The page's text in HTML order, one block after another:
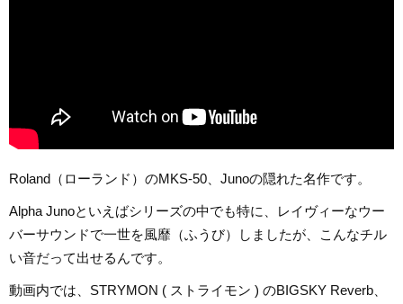
Roland（ローランド）のMKS-50、Junoの隠れた名作です。
Alpha Junoといえばシリーズの中でも特に、レイヴィーなウー
バーサウンドで一世を風靡（ふうび）しましたが、こんなチル
い音だって出せるんです。
動画内では、STRYMON ( ストライモン ) のBIGSKY Reverb、